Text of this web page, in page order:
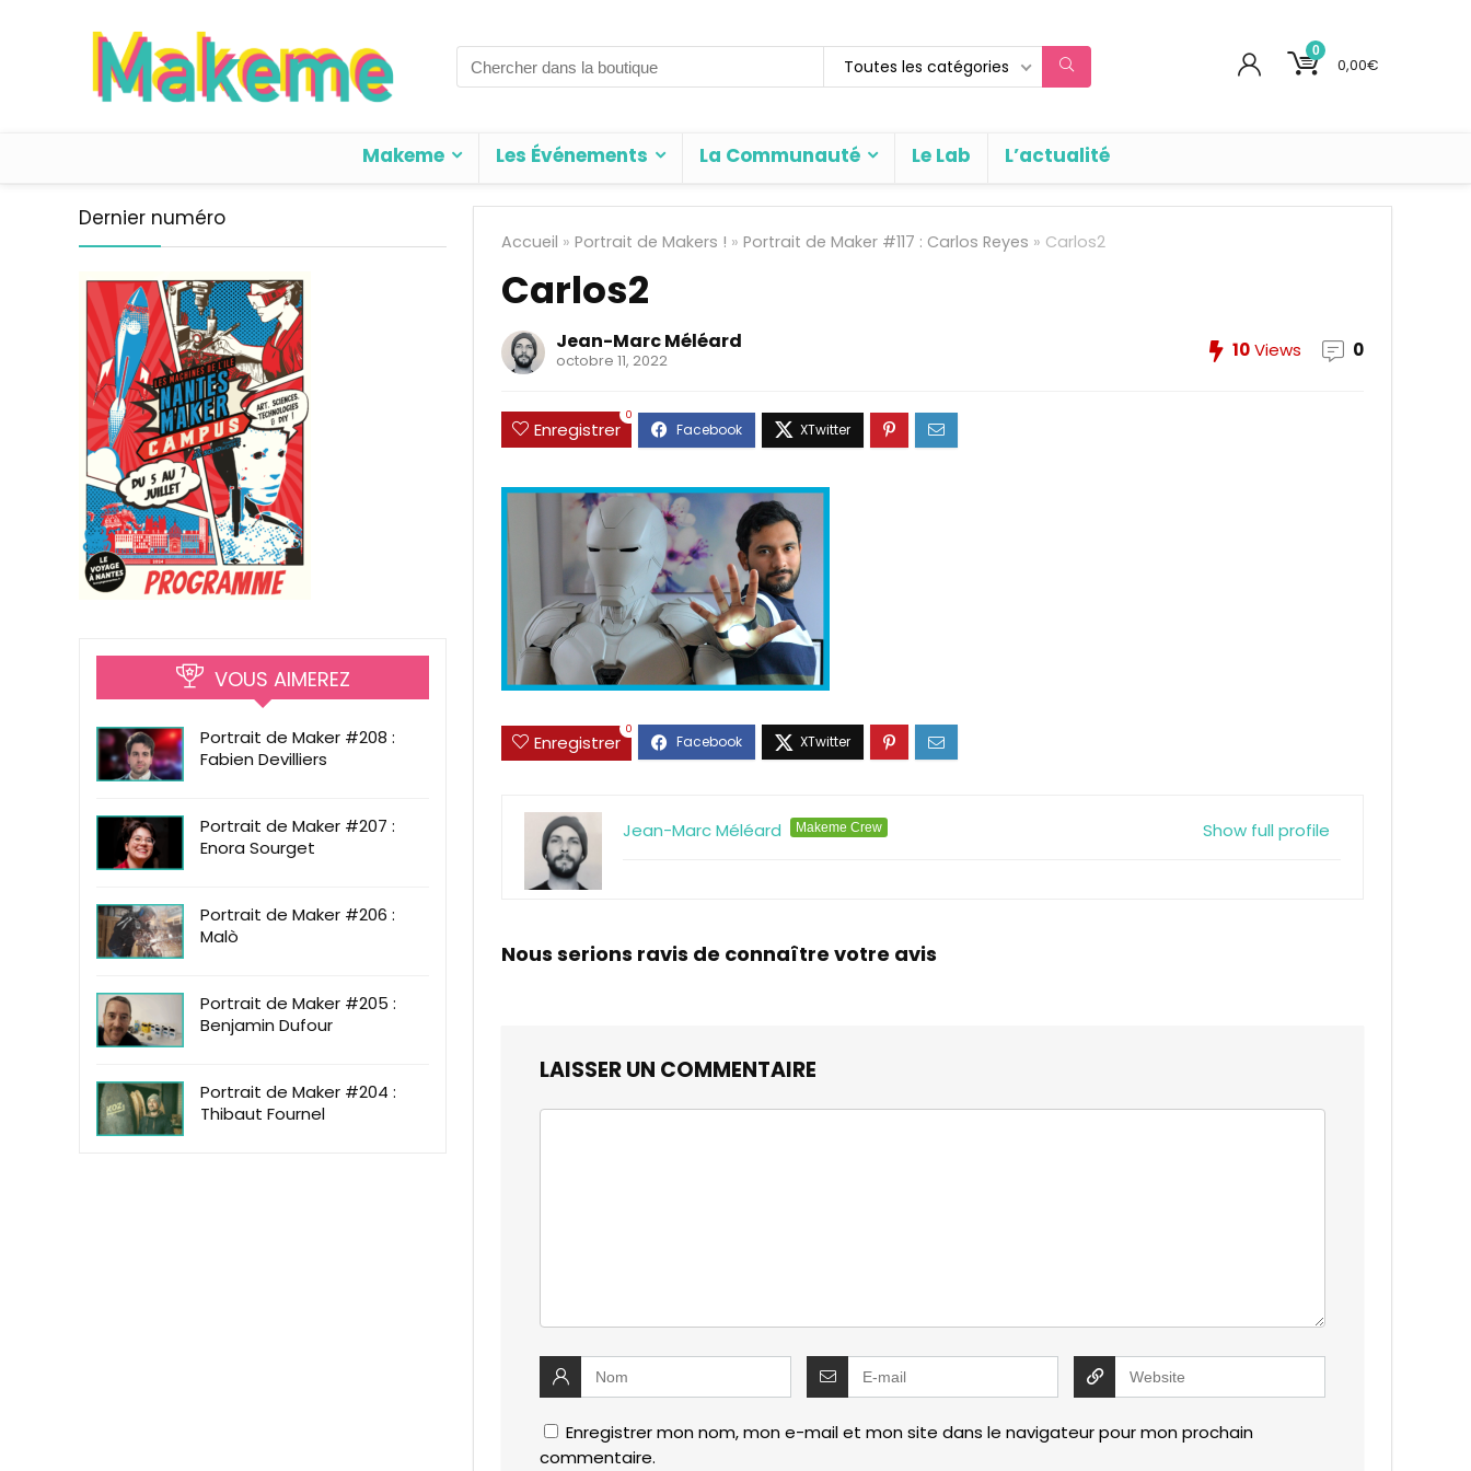
Search
for:
Toutes les catégories
0
0,00€
Makeme Les Événements La Communauté Le Lab L’actualité
Accueil » Portrait de Makers ! » Portrait de Maker #117 : Carlos Reyes » Carlos2
Carlos2
Jean-Marc Méléard
octobre 11, 2022 10Views 0
Enregistrer
0
Enregistrer
0
Show full profile
Jean-Marc Méléard Makeme Crew
Nous serions ravis de connaître votre avis
LAISSER UN COMMENTAIRE
Enregistrer mon nom, mon e-mail et mon site dans le navigateur pour mon prochain
commentaire.
Dernier numéro
VOUS AIMEREZ
Portrait de Maker #208 :
Fabien Devilliers
Portrait de Maker #207 :
Enora Sourget
Portrait de Maker #206 :
Malò
Portrait de Maker #205 :
Benjamin Dufour
Portrait de Maker #204 :
Thibaut Fournel